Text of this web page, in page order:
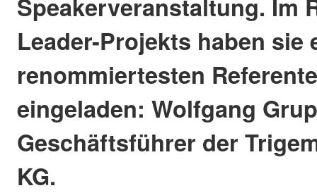
Leader-Projekts haben sie
renommiertesten
eingeladen: Wolfgang
Geschäftsführer der
KG.